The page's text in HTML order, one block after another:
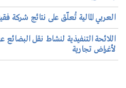
العربي المالية تُعلّق على نتائج شركة
اللائحة التنفيذية لنشاط نقل البضائع
لأغراض تجارية